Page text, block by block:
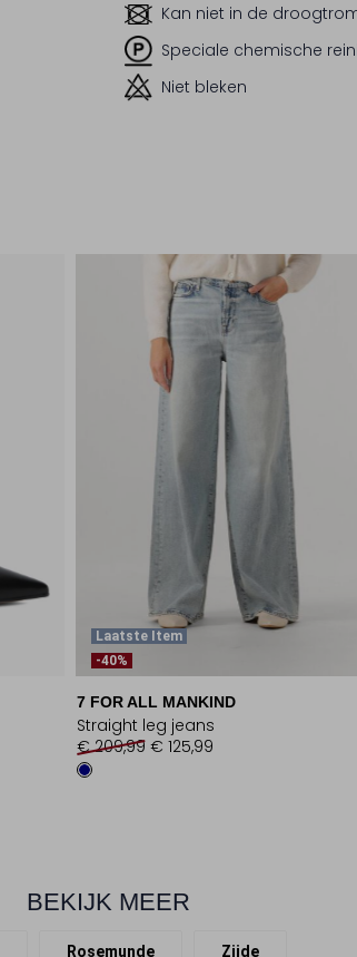
Kan niet in de
Speciale chemische
Niet bleken
Laatste Item
-40%
7 FOR ALL MANKIND
Straight leg jeans
€ 209,99 € 125,99
BEKIJK MEER
Rosemunde Zijde